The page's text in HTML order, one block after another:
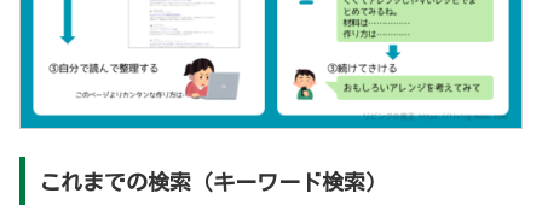
これまでの検索（キーワード検索）